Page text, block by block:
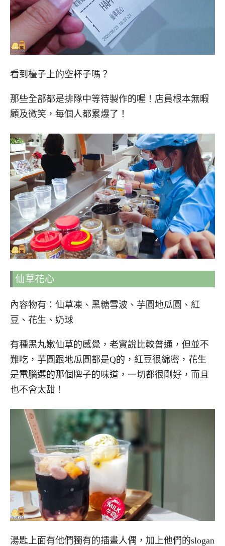
看到檯子上的空杯子嗎？
那些全部都是排隊中等待製作的喔！店員根本無暇
顧及微笑，每個人都累爆了！
仙草花心
內容物有：仙草凍、黑糖雪波、芋圓地瓜圓、紅
豆、花生、奶球
有種黑丸嫩仙草的感覺，老實說比較普通，但並不
難吃，芋圓跟地瓜圓都是Q的，紅豆很綿密，花生
是電腦選的那個牌子的味道，一切都很剛好，而且
也不會太甜！
湯匙上面有他們獨有的插畫人偶，加上他們的slogan